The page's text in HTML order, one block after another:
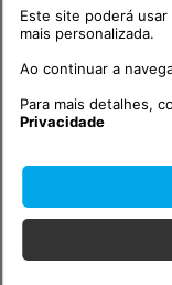
Este site poderá
mais personalizada.
Ao continuar a
Para mais detalhes,
Privacidade